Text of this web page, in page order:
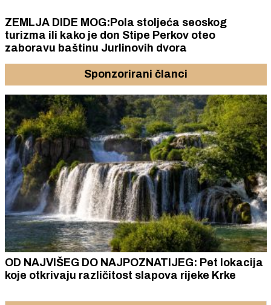
ZEMLJA DIDE MOG:Pola stoljeća seoskog
turizma ili kako je don Stipe Perkov oteo
zaboravu baštinu Jurlinovih dvora
Sponzorirani članci
OD NAJVIŠEG DO NAJPOZNATIJEG: Pet lokacija
koje otkrivaju različitost slapova rijeke Krke